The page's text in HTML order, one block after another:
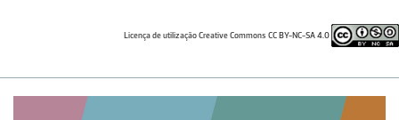
Licença de utilização Creative Commons CC BY-NC-SA 4.0